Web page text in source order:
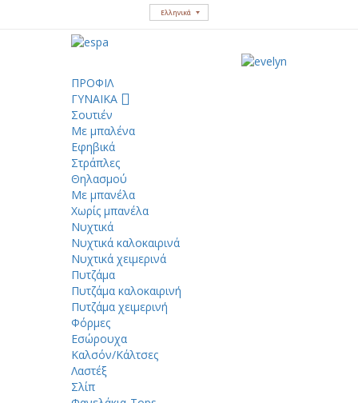
Ελληνικά
ΠΡΟΦΙΛ
ΓΥΝΑΙΚΑ
Σουτιέν
Με μπαλένα
Εφηβικά
Στράπλες
Θηλασμού
Με μπανέλα
Χωρίς μπανέλα
Νυχτικά
Νυχτικά καλοκαιρινά
Νυχτικά χειμερινά
Πυτζάμα
Πυτζάμα καλοκαιρινή
Πυτζάμα χειμερινή
Φόρμες
Εσώρουχα
Καλσόν/Κάλτσες
Λαστέξ
Σλίπ